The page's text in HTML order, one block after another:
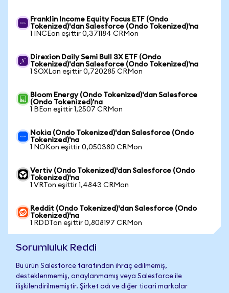
Franklin Income Equity Focus ETF (Ondo
Tokenized)'dan Salesforce (Ondo Tokenized)'na
1 INCEon eşittir 0,371184 CRMon
Direxion Daily Semi Bull 3X ETF (Ondo
Tokenized)'dan Salesforce (Ondo Tokenized)'na
1 SOXLon eşittir 0,720285 CRMon
Bloom Energy (Ondo Tokenized)'dan Salesforce
(Ondo Tokenized)'na
1 BEon eşittir 1,2507 CRMon
Nokia (Ondo Tokenized)'dan Salesforce (Ondo
Tokenized)'na
1 NOKon eşittir 0,050380 CRMon
Vertiv (Ondo Tokenized)'dan Salesforce (Ondo
Tokenized)'na
1 VRTon eşittir 1,4843 CRMon
Reddit (Ondo Tokenized)'dan Salesforce (Ondo
Tokenized)'na
1 RDDTon eşittir 0,808197 CRMon
Sorumluluk Reddi
Bu ürün Salesforce tarafından ihraç edilmemiş,
desteklenmemiş, onaylanmamış veya Salesforce ile
ilişkilendirilmemiştir. Şirket adı ve diğer ticari markalar